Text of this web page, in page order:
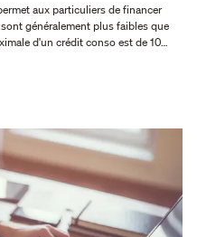
aux particuliers de financer
généralement plus faibles que
d'un crédit conso est de 10